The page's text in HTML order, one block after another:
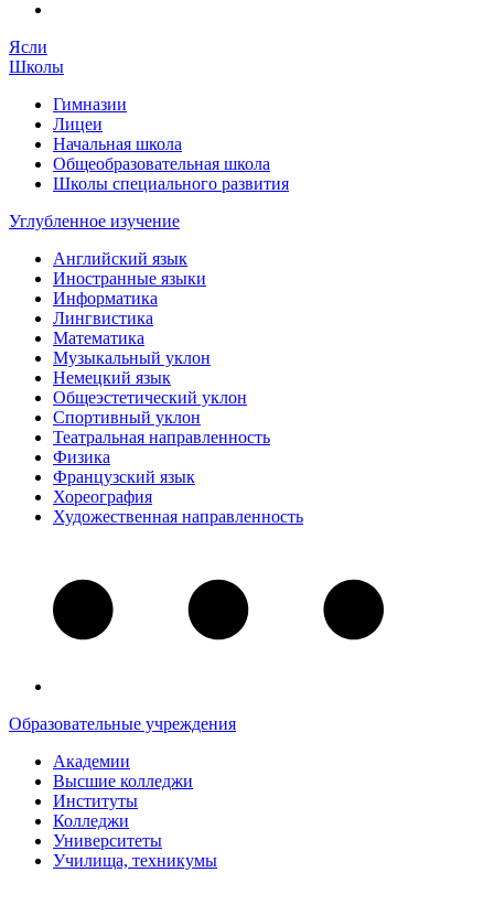
Ясли
Школы
Гимназии
Лицеи
Начальная школа
Общеобразовательная школа
Школы специального развития
Углубленное изучение
Английский язык
Иностранные языки
Информатика
Лингвистика
Математика
Музыкальный уклон
Немецкий язык
Общеэстетический уклон
Спортивный уклон
Театральная направленность
Физика
Французский язык
Хореография
Художественная направленность
Образовательные учреждения
Академии
Высшие колледжи
Институты
Колледжи
Университеты
Училища, техникумы